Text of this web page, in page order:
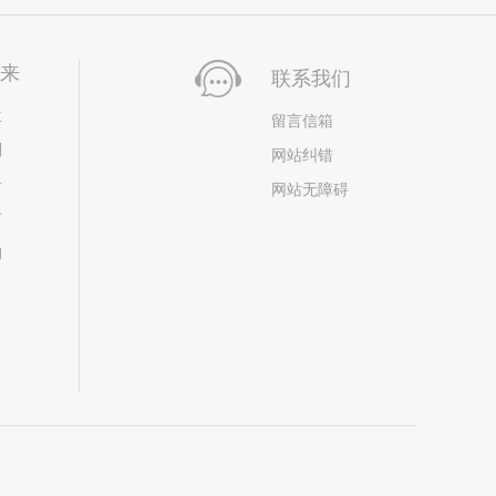
联系我们
留言信箱
网站纠错
网站无障碍